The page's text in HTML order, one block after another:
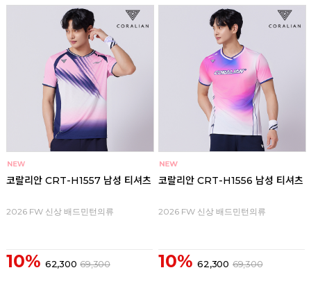
코랄리안 CRT-H1557 남성 티셔츠
2026 FW 신상 배드민턴의류
10% 62,300 69,300
코랄리안 CRT-H1556 남성 티셔츠
2026 FW 신상 배드민턴의류
10% 62,300 69,300